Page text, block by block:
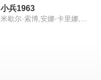
小兵1963
米歇尔·索博,安娜·卡里娜,亨利-雅克·于埃